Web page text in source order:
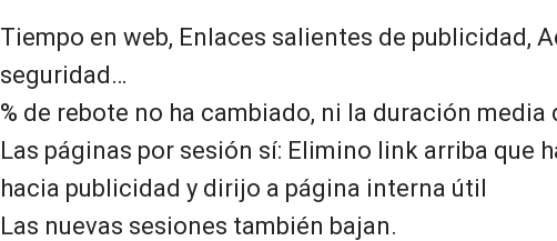
Tiempo en web, Enlaces salientes de publicidad,
seguridad…
% de rebote no ha cambiado, ni la duración media
Las páginas por sesión sí: Elimino link arriba que
hacia publicidad y dirijo a página interna útil
Las nuevas sesiones también bajan.